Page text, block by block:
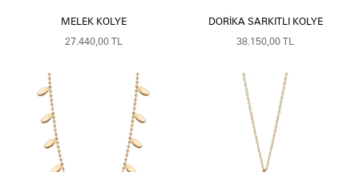
MELEK KOLYE
27.440,00 TL
DORIKA SARKITLI KOLYE
38.150,00 TL